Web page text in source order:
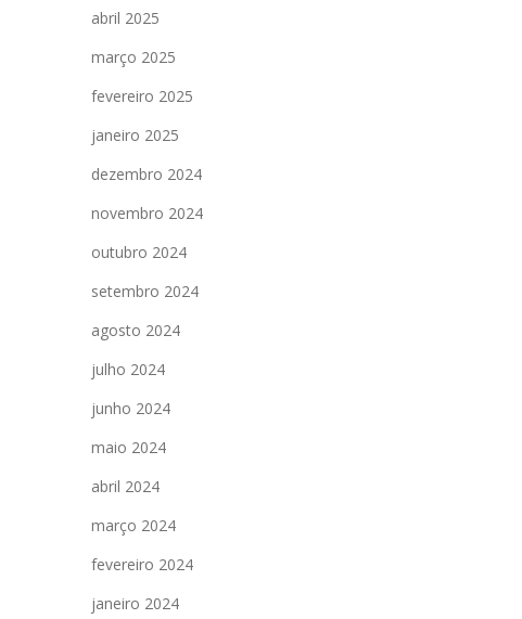
abril 2025
março 2025
fevereiro 2025
janeiro 2025
dezembro 2024
novembro 2024
outubro 2024
setembro 2024
agosto 2024
julho 2024
junho 2024
maio 2024
abril 2024
março 2024
fevereiro 2024
janeiro 2024